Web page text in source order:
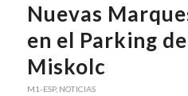
Nuevas
en el Parking
Miskolc
M1-ESP, NOTICIAS